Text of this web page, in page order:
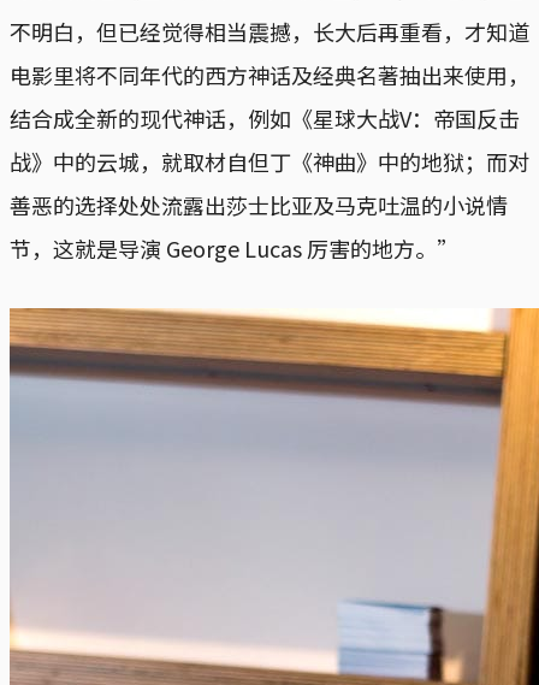
不明白，但已经觉得相当震撼，长大后再重看，才知道
电影里将不同年代的西方神话及经典名著抽出来使用，
结合成全新的现代神话，例如《星球大战V：帝国反击
战》中的云城，就取材自但丁《神曲》中的地狱；而对
善恶的选择处处流露出莎士比亚及马克吐温的小说情
节，这就是导演 George Lucas 厉害的地方。”